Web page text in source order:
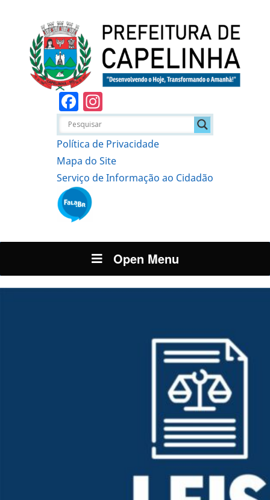
Facebook
Política de Privacidade
Mapa do Site
Serviço de Informação ao Cidadão
Open Menu